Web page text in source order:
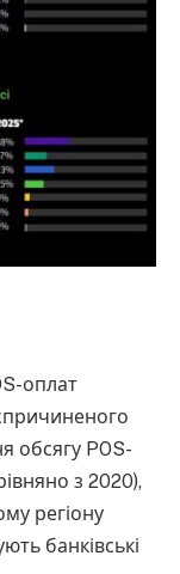
оплат
обсягу POS-
з 2020),
регіону
банківські